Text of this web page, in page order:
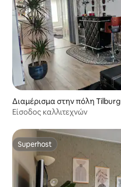
Διαμέρισμα στην πόλη Tilburg
Είσοδος καλλιτεχνών
Superhost
Superhost